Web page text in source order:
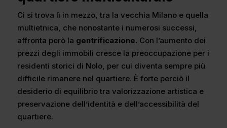
Ci si trova lì in mezzo, tra la vecchia Milano e quella
multietnica, che nonostante i numerosi successi,
affronta però la gentrificazione. Con l’aumento dei
prezzi degli immobili cresce la preoccupazione per i
residenti storici di Nolo, per cui diventa sempre più
difficile rimanere nel quartiere. È forte perciò il
desiderio di equilibrio tra valorizzazione artistica e
preservazione dell’identità e dell’accessibilità del
quartiere.